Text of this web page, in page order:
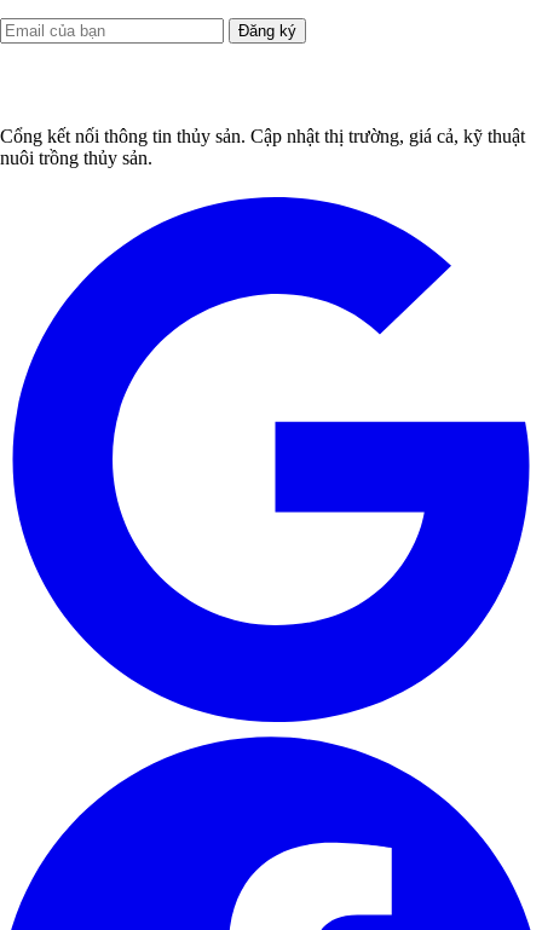
Đăng ký
Cổng kết nối thông tin thủy sản. Cập nhật thị trường, giá cả, kỹ thuật
nuôi trồng thủy sản.